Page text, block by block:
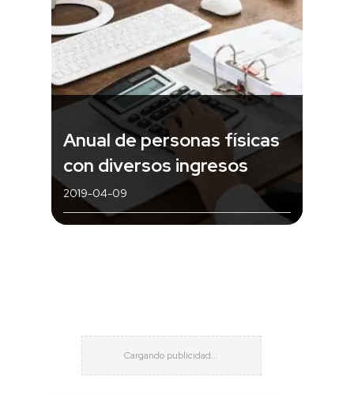
Anual de personas físicas
con diversos ingresos
2019-04-09